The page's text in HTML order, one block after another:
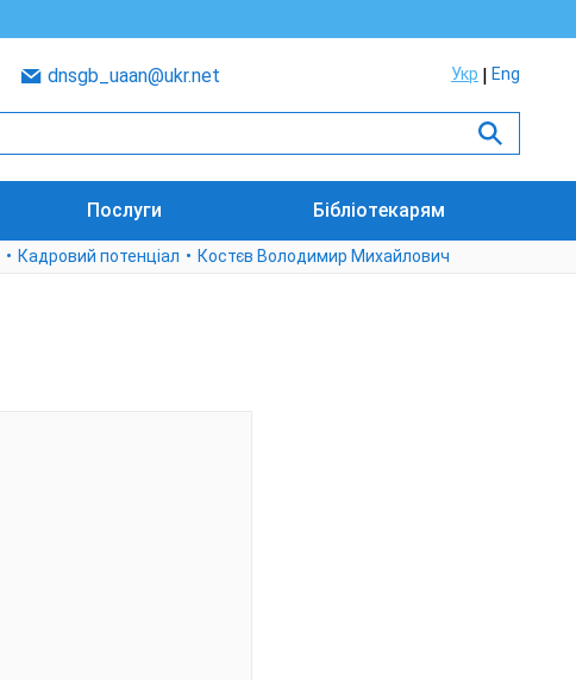
dnsgb_uaan@ukr.net Укр Eng
Послуги Бібліотекарям
Кадровий потенціал Костєв Володимир Михайлович